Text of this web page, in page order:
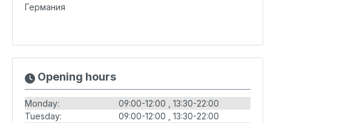
Германия
Opening hours
Monday: 09:00-12:00
13:30-22:00
Tuesday:
09:00-12:00
13:30-22:00